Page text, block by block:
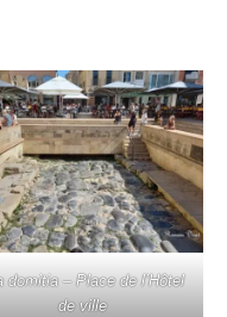
domitia – Place de l’Hôtel
de ville